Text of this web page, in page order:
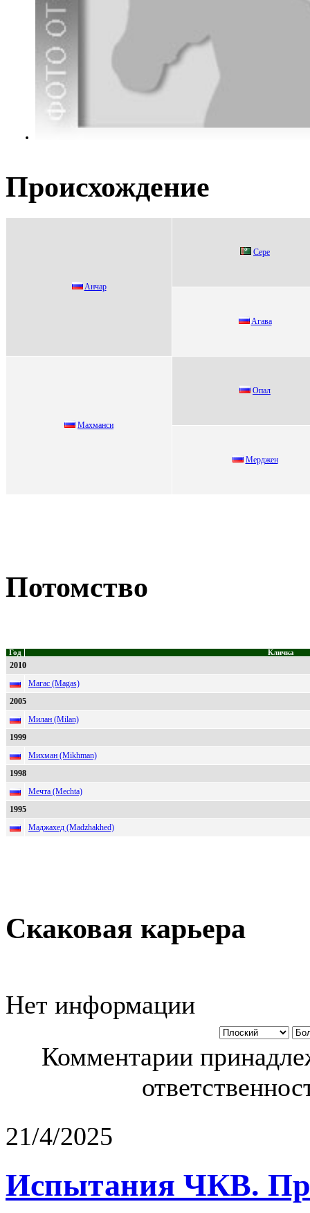
Происхождение
Aнчаp
Ceрe
Aгaвa
Maхмaнси
Oпал
Meрджeн
Потомство
Год Кличка
2010
Магас (Magas)
2005
Милан (Milan)
1999
Михман (Mikhman)
1998
Мечта (Mechta)
1995
Маджахед (Madzhakhed)
Скаковая карьера
Нет информации
Комментарии
21/4/2025
Испытания ЧКВ.